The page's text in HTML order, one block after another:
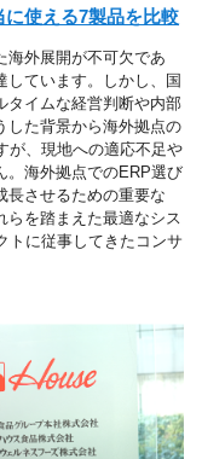
使える7製品を比較
海外展開が不可欠であ
しています。しかし、国
タイムな経営判断や内部
した背景から海外拠点の
が、現地への適応不足や
。海外拠点でのERP選び
長させるための重要な
らを踏まえた最適なシス
トに従事してきたコンサ